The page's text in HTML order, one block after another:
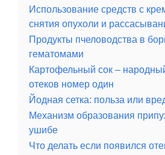
Использование средств с
снятия опухоли и
Продукты пчеловодства в
гематомами
Картофельный сок –
отеков номер один
Йодная сетка: польза или
Механизм образования
ушибе
Что делать если появился